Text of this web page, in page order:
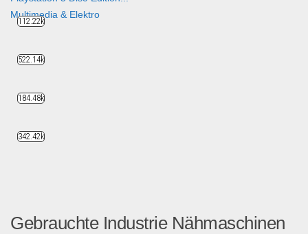
Multimedia & Elektro
Gebrauchte Industrie Nähmaschinen
112.22k
522.14k
184.48k
342.42k